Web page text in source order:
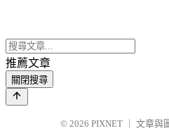
推薦文章
關閉搜尋
© 2026 PIXNET
文章與